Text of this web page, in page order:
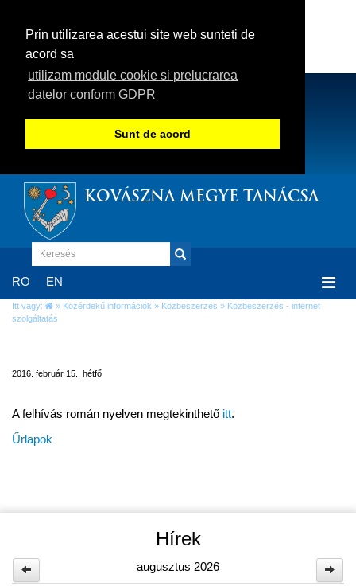
Prin utilizarea acestui site web sunteti de
acord sa
utilizam module cookie si prelucrarea
datelor conform GDPR
Sunt de acord
KOVÁSZNA MEGYE TANÁCSA
RO EN
Itt vagy: » Közérdekű információk » Közbeszerzés » Közbeszerzés - internet
szolgáltatás
2016. február 15., hétfő
A felhívás román nyelven megtekinthető itt.
Űrlapok
Hírek
augusztus 2026